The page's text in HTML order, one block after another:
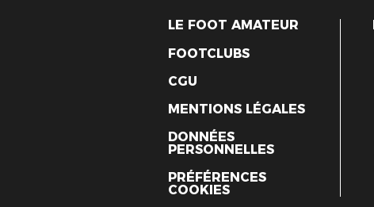
LE FOOT AMATEUR
FOOTCLUBS
CGU
MENTIONS LÉGALES
DONNÉES
PERSONNELLES
PRÉFÉRENCES
COOKIES